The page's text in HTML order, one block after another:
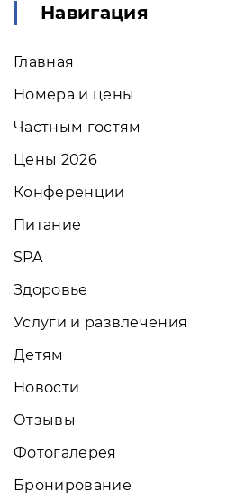
Навигация
Главная
Номера и цены
Частным гостям
Цены 2026
Конференции
Питание
SPA
Здоровье
Услуги и развлечения
Детям
Новости
Отзывы
Фотогалерея
Бронирование